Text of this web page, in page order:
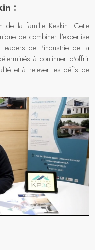
:
de la famille Keskin. Cette
de combiner l'expertise
de l'industrie de la
à continuer d'offrir
et à relever les défis de